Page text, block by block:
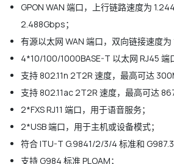
GPON WAN 端口，上行链路速度为
2.488Gbps；
有源以太网 WAN 端口，双向链接速度为
4*10/100/1000BASE-T 以太网 RJ45 端
支持 802.11n 2T2R 速度，最高可达
支持 802.11ac 2T2R 速度，最高可达
2*FXS RJ11 端口，用于语音服务；
2*USB 端口，用于主机或设备模式；
符合 ITU-T G.9841/2/3/4 标准和 G987.3
支持 G984 标准 PLOAM；